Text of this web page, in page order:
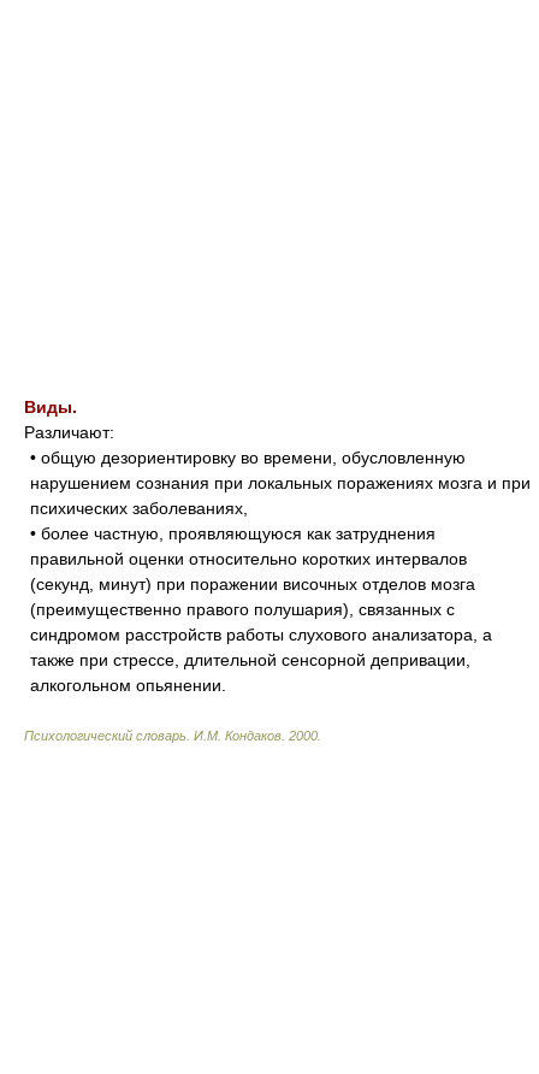
Виды.
Различают:
• общую дезориентировку во времени, обусловленную
нарушением сознания при локальных поражениях мозга и при
психических заболеваниях,
• более частную, проявляющуюся как затруднения
правильной оценки относительно коротких интервалов
(секунд, минут) при поражении височных отделов мозга
(преимущественно правого полушария), связанных с
синдромом расстройств работы слухового анализатора, а
также при стрессе, длительной сенсорной депривации,
алкогольном опьянении.
Психологический словарь И.М. Кондаков 2000